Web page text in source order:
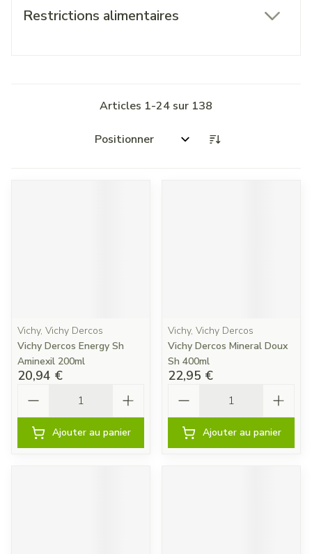
Restrictions alimentaires
Articles 1-24 sur 138
Trier par:
Vichy, Vichy Dercos
Vichy Dercos Energy Sh
Aminexil 200ml
20,94 €
Ajouter au panier
Vichy, Vichy Dercos
Vichy Dercos Mineral Doux
Sh 400ml
22,95 €
Ajouter au panier